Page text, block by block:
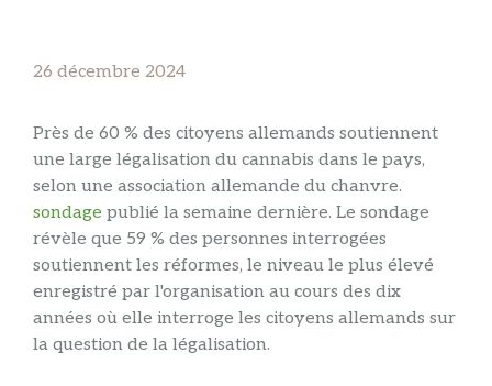
26 décembre 2024
Près de 60 % des citoyens allemands soutiennent
une large légalisation du cannabis dans le pays,
selon une association allemande du chanvre.
sondage publié la semaine dernière. Le sondage
révèle que 59 % des personnes interrogées
soutiennent les réformes, le niveau le plus élevé
enregistré par l'organisation au cours des dix
années où elle interroge les citoyens allemands sur
la question de la légalisation.